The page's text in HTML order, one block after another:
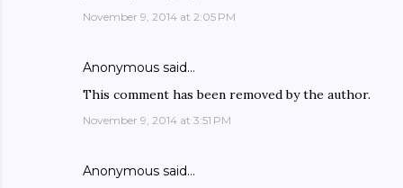
November 9, 2014 at 2:05 PM
Anonymous said…
This comment has been removed by the author.
November 9, 2014 at 3:51 PM
Anonymous said…